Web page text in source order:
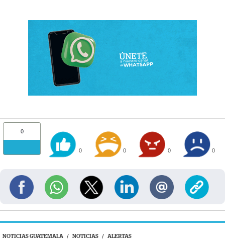
0
0 0 0 0
NOTICIAS GUATEMALA / NOTICIAS / ALERTAS